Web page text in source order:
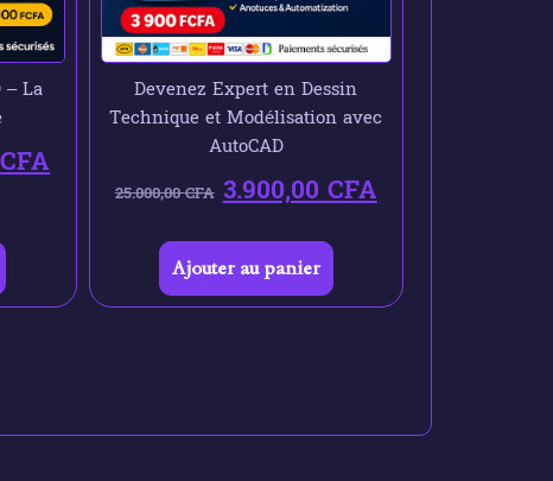
La
CFA
Devenez Expert en Dessin
Technique et Modélisation avec
AutoCAD
25.000,00CFA 3.900,00CFA
Ajouter au panier